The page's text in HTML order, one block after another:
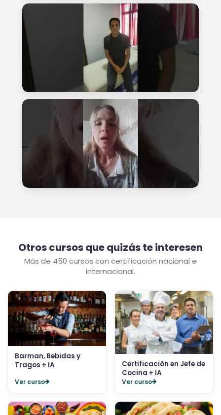
Otros cursos que quizás te interesen
Más de 450 cursos con certificación nacional e
internacional.
Barman, Bebidas y
Tragos + IA
Ver curso
Certificación en Jefe de
Cocina + IA
Ver curso